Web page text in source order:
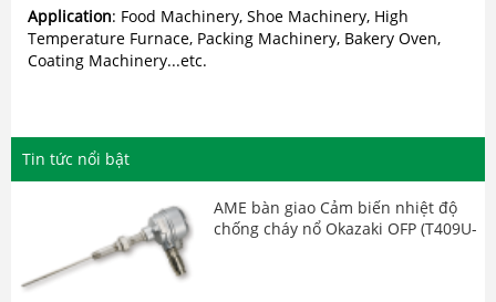
Application: Food Machinery, Shoe Machinery, High
Temperature Furnace, Packing Machinery, Bakery Oven,
Coating Machinery...etc.
Tin tức nổi bật
AME bàn giao Cảm biến nhiệt độ
chống cháy nổ Okazaki OFP (T409U-